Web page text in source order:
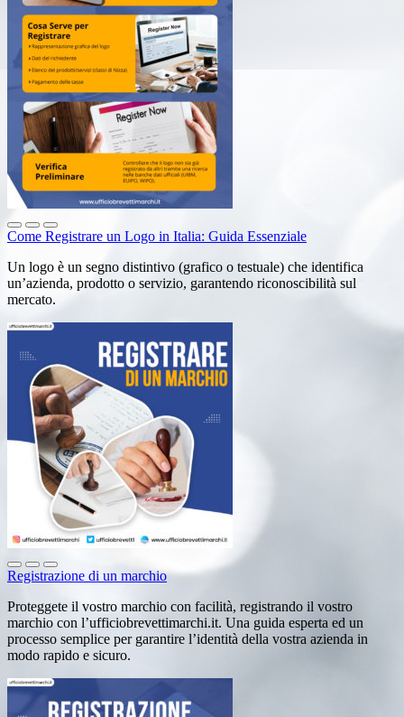
Come Registrare un Logo in Italia: Guida Essenziale
Un logo è un segno distintivo (grafico o testuale) che identifica
un’azienda, prodotto o servizio, garantendo riconoscibilità sul
mercato.
Registrazione di un marchio
Proteggete il vostro marchio con facilità, registrando il vostro
marchio con l’ufficiobrevettimarchi.it. Una guida esperta ed un
processo semplice per garantire l’identità della vostra azienda in
modo rapido e sicuro.